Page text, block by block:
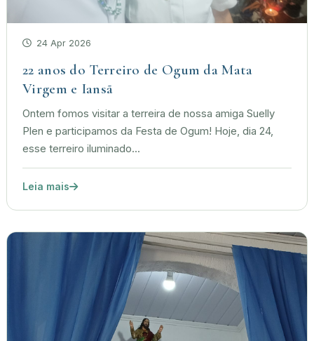
24 Apr 2026
22 anos do Terreiro de Ogum da Mata
Virgem e Iansã
Ontem fomos visitar a terreira de nossa amiga Suelly
Plen e participamos da Festa de Ogum! Hoje, dia 24,
esse terreiro iluminado...
Leia mais